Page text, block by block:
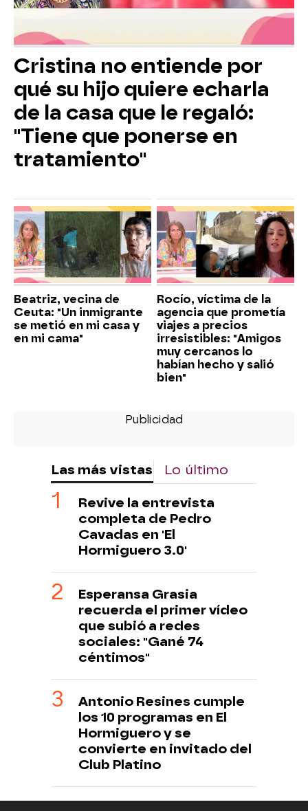
Cristina no entiende por
qué su hijo quiere echarla
de la casa que le regaló:
"Tiene que ponerse en
tratamiento"
Beatriz, vecina de
Ceuta: "Un inmigrante
se metió en mi casa y
en mi cama"
Rocío, víctima de la
agencia que prometía
viajes a precios
irresistibles: "Amigos
muy cercanos lo
habían hecho y salió
bien"
Las más vistas Lo último
Revive la entrevista
completa de Pedro
Cavadas en 'El
Hormiguero 3.0'
Esperansa Grasia
recuerda el primer vídeo
que subió a redes
sociales: "Gané 74
céntimos"
Antonio Resines cumple
los 10 programas en El
Hormiguero y se
convierte en invitado del
Club Platino